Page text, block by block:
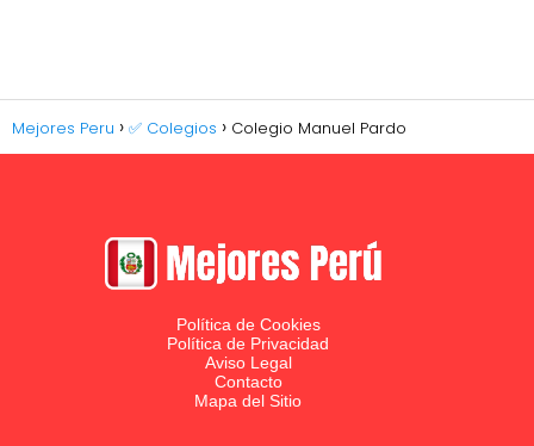
Mejores Peru ✅ Colegios Colegio Manuel Pardo
Política de Cookies
Política de Privacidad
Aviso Legal
Contacto
Mapa del Sitio